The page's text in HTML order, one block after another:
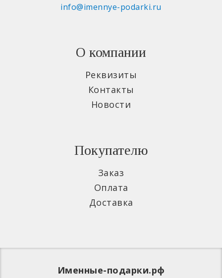
info@imennye-podarki.ru
О компании
Реквизиты
Контакты
Новости
Покупателю
Заказ
Оплата
Доставка
Именные-подарки.рф